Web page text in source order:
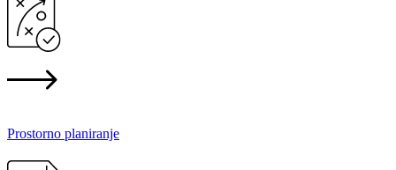
Prostorno planiranje